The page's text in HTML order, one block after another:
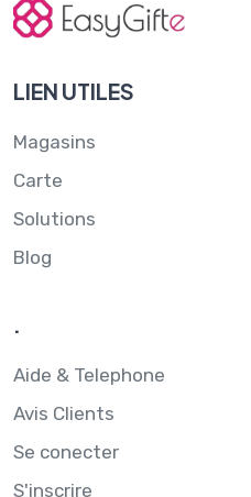
LIEN UTILES
Magasins
Carte
Solutions
Blog
.
Aide & Telephone
Avis Clients
Se conecter
S'inscrire